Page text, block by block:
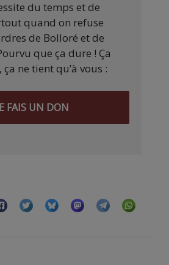
du temps et de
quand on refuse
de Bolloré et de
que ça dure ! Ça
ne tient qu’à vous :
FAIS UN DON